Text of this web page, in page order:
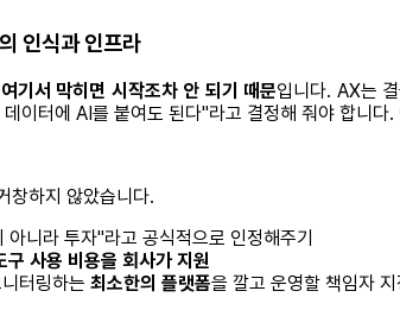
인식과 인프라
여기서 막히면 시작조차 안 되기 때문입니다. AX는
이터에 AI를 붙여도 된다"라고 결정해 줘야 합니다.
창하지 않았습니다.
아니라 투자"라고 공식적으로 인정해주기
구 사용 비용을 회사가 지원
터링하는 최소한의 플랫폼을 깔고 운영할 책임자